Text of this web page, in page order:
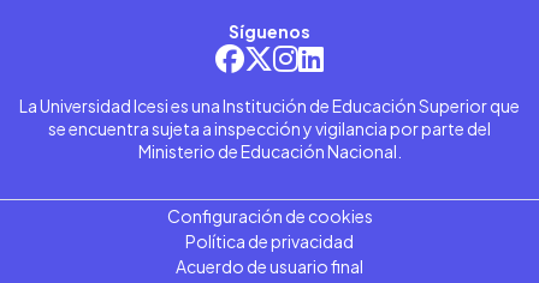
Síguenos
La Universidad Icesi es una Institución de Educación Superior que
se encuentra sujeta a inspección y vigilancia por parte del
Ministerio de Educación Nacional.
Configuración de cookies
Política de privacidad
Acuerdo de usuario final